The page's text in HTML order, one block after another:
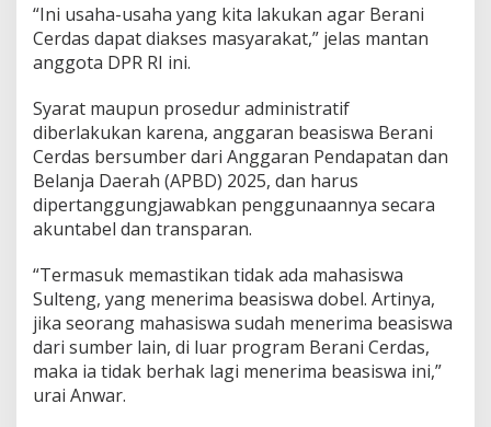
“Ini usaha-usaha yang kita lakukan agar Berani
Cerdas dapat diakses masyarakat,” jelas mantan
anggota DPR RI ini.
Syarat maupun prosedur administratif
diberlakukan karena, anggaran beasiswa Berani
Cerdas bersumber dari Anggaran Pendapatan dan
Belanja Daerah (APBD) 2025, dan harus
dipertanggungjawabkan penggunaannya secara
akuntabel dan transparan.
“Termasuk memastikan tidak ada mahasiswa
Sulteng, yang menerima beasiswa dobel. Artinya,
jika seorang mahasiswa sudah menerima beasiswa
dari sumber lain, di luar program Berani Cerdas,
maka ia tidak berhak lagi menerima beasiswa ini,”
urai Anwar.